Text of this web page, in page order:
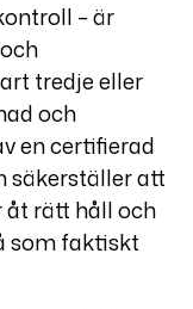
– är
tredje eller
och
en certifierad
säkerställer att
rätt håll och
som faktiskt